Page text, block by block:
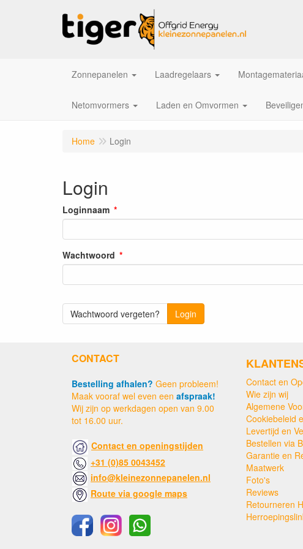
Zonnepanelen Laadregelaars
Netomvormers Laden en Omvormen
Home Login
Login
Loginnaam
Wachtwoord
Wachtwoord vergeten? Login
CONTACT
Bestelling afhalen? Geen probleem!
Maak vooraf wel even een afspraak!
Wij zijn op werkdagen open van 9.00
tot 16.00 uur.
Contact en openingstijden
+31 (0)85 0043452
info@kleinezonnepanelen.nl
Route via google maps
Contact en
Wie zijn wij
Algemene
Cookiebeleid
Levertijd en
Bestellen via
Garantie en
Maatwerk
Foto's
Reviews
Retourneren